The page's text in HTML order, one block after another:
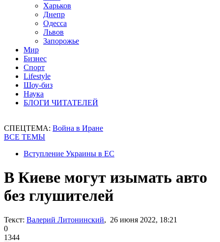
Харьков
Днепр
Одесса
Львов
Запорожье
Мир
Бизнес
Спорт
Lifestyle
Шоу-биз
Наука
БЛОГИ ЧИТАТЕЛЕЙ
СПЕЦТЕМА: Война в Иране
ВСЕ ТЕМЫ
Вступление Украины в ЕС
В Киеве могут изымать авто
без глушителей
Текст: Валерий Литонинский, 26 июня 2022, 18:21
0
1344